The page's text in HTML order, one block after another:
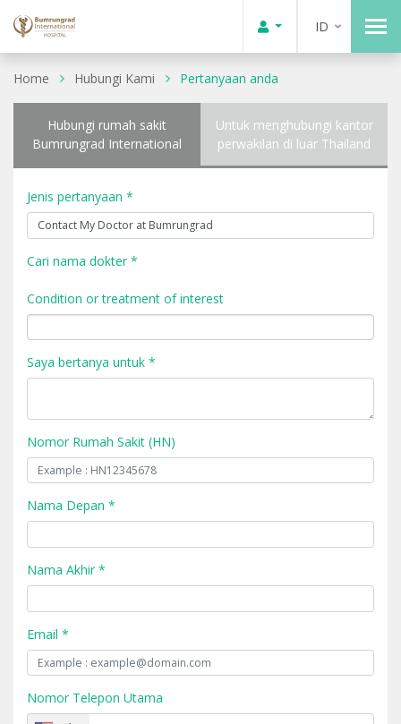
ID
Home Hubungi Kami Pertanyaan anda
Hubungi rumah sakit
Bumrungrad International
Untuk menghubungi kantor
perwakilan di luar Thailand
Jenis pertanyaan *
Cari nama dokter *
Condition or treatment of interest
Saya bertanya untuk *
Nomor Rumah Sakit (HN)
Nama Depan *
Nama Akhir *
Email *
Nomor Telepon Utama